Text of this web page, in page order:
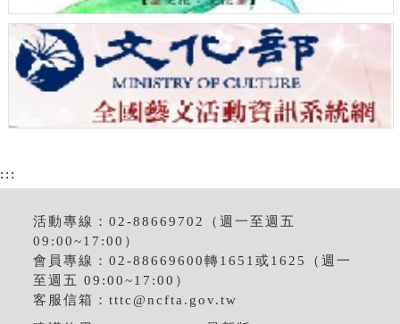
:::
活動專線：02-88669702（週一至週五
09:00~17:00）
會員專線：02-88669600轉1651或1625（週一
至週五 09:00~17:00）
客服信箱：tttc@ncfta.gov.tw